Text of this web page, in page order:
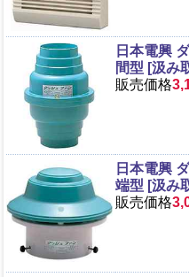
日本電興
間型 [汲み
販売価格
日本電興
端型 [汲み
販売価格